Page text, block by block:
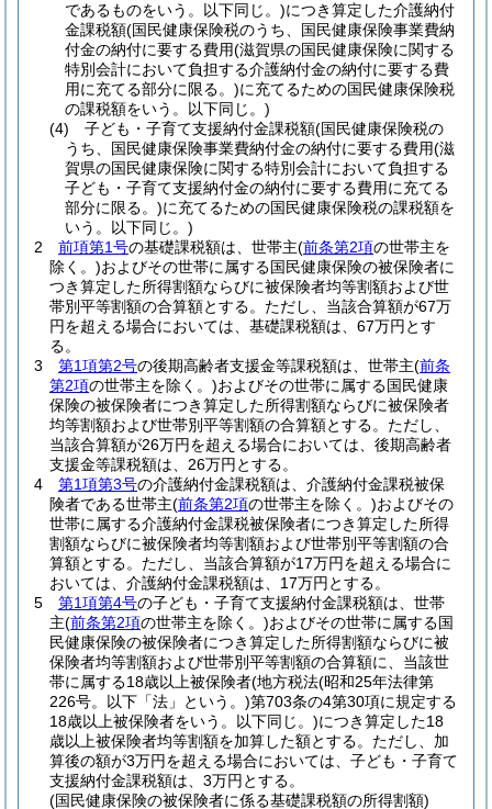
であるものをいう。以下同じ。)につき算定した介護納付
金課税額(国民健康保険税のうち、国民健康保険事業費納
付金の納付に要する費用(滋賀県の国民健康保険に関する
特別会計において負担する介護納付金の納付に要する費
用に充てる部分に限る。)に充てるための国民健康保険税
の課税額をいう。以下同じ。)
(4)
子ども・子育て支援納付金課税額(国民健康保険税の
うち、国民健康保険事業費納付金の納付に要する費用(滋
賀県の国民健康保険に関する特別会計において負担する
子ども・子育て支援納付金の納付に要する費用に充てる
部分に限る。)に充てるための国民健康保険税の課税額を
いう。以下同じ。)
2
前項第1号の基礎課税額は、世帯主(前条第2項の世帯主を
除く。)およびその世帯に属する国民健康保険の被保険者に
つき算定した所得割額ならびに被保険者均等割額および世
帯別平等割額の合算額とする。 ただし、当該合算額が67万
円を超える場合においては、基礎課税額は、67万円とす
る。
3
第1項第2号の後期高齢者支援金等課税額は、世帯主(前条
第2項の世帯主を除く。)およびその世帯に属する国民健康
保険の被保険者につき算定した所得割額ならびに被保険者
均等割額および世帯別平等割額の合算額とする。 ただし、
当該合算額が26万円を超える場合においては、後期高齢者
支援金等課税額は、26万円とする。
4
第1項第3号の介護納付金課税額は、介護納付金課税被保
険者である世帯主(前条第2項の世帯主を除く。)およびその
世帯に属する介護納付金課税被保険者につき算定した所得
割額ならびに被保険者均等割額および世帯別平等割額の合
算額とする。 ただし、当該合算額が17万円を超える場合に
おいては、介護納付金課税額は、17万円とする。
5
第1項第4号の子ども・子育て支援納付金課税額は、世帯
主(前条第2項の世帯主を除く。)およびその世帯に属する国
民健康保険の被保険者につき算定した所得割額ならびに被
保険者均等割額および世帯別平等割額の合算額に、当該世
帯に属する18歳以上被保険者(地方税法(昭和25年法律第
226号。以下「法」という。)第703条の4第30項に規定する
18歳以上被保険者をいう。以下同じ。)につき算定した18
歳以上被保険者均等割額を加算した額とする。 ただし、加
算後の額が3万円を超える場合においては、子ども・子育て
支援納付金課税額は、3万円とする。
(国民健康保険の被保険者に係る基礎課税額の所得割額)